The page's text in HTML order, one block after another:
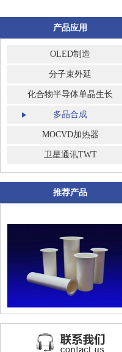
产品应用
OLED制造
分子束外延
化合物半导体单晶生长
多晶合成
MOCVD加热器
卫星通讯TWT
推荐产品